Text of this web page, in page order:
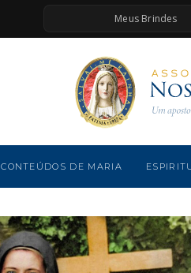
Meus Brindes
CONTEÚDOS DE MARIA